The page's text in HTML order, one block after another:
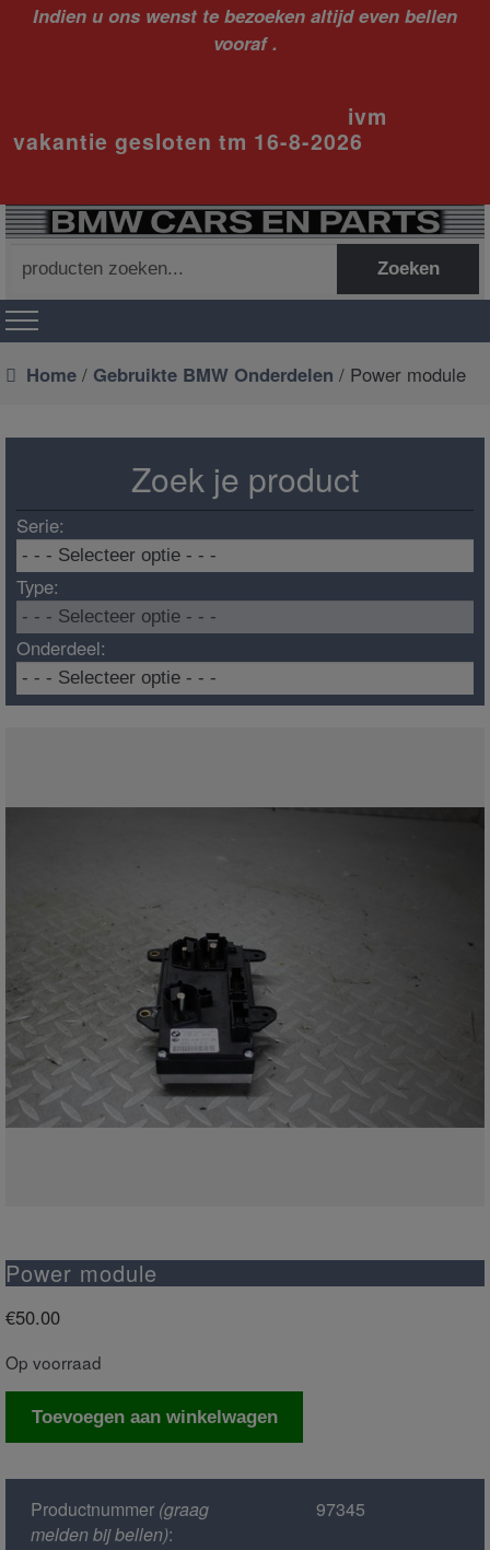
Indien u ons wenst te bezoeken altijd even bellen
vooraf .
ivm
vakantie gesloten tm 16-8-2026
naar:
Zoeken
Home / Gebruikte BMW Onderdelen / Power module
Zoek je product
Serie:
Type:
Onderdeel:
Power module
€50.00
Op voorraad
PowerToevoegen aan winkelwagen
Productnummer(graag
melden bij bellen):
97345